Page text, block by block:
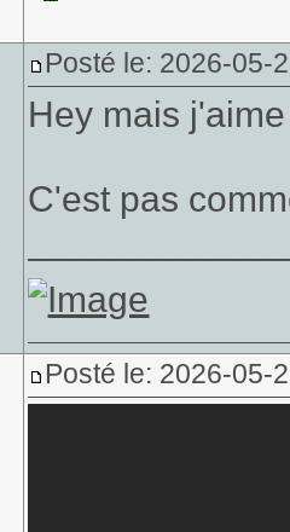
Posté le: 2026-05-
Hey mais
C'est pas
Posté le: 2026-05-